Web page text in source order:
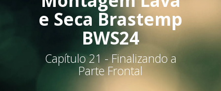
e Seca Brastemp
BWS24
Capítulo 21 - Finalizando a
Parte Frontal